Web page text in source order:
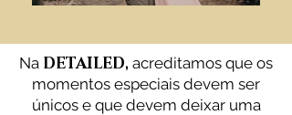
Na DETAILED, acreditamos que os
momentos especiais devem ser
únicos e que devem deixar uma